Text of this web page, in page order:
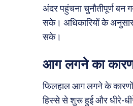
अंदर पहुंचना चुनौतीपूर्ण बन
सके। अधिकारियों के अनुसार,
सके।
आग लगने का
फिलहाल आग लगने के
हिस्से से शुरू हुई और धीरे-